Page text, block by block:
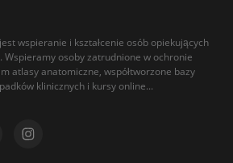
wspieranie i kształcenie osób opiekujących
osoby zatrudnione w ochronie
atlasy anatomiczne, współtworzone bazy
klinicznych i kursy online...